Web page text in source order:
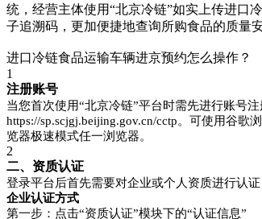
统，经营主体使用“北京冷链”如实上传进口
子追溯码，更加便捷地查询所购食品的质量
进口冷链食品运输车辆进京预约怎么操作？
1
注册账号
当您首次使用“北京冷链”平台时需先进行账号
https://sp.scjgj.beijing.gov.cn/cctp。可使用谷歌
览器极速模式任一浏览器。
2
二、资质认证
登录平台后首先需要对企业或个人资质进行认
企业认证方式
第一步：点击“资质认证”模块下的“认证信息”